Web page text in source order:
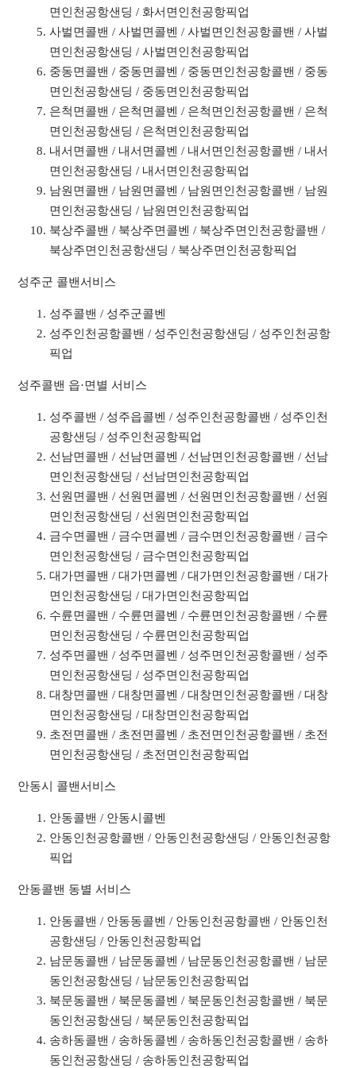
면인천공항샌딩 / 화서면인천공항픽업
사벌면콜밴 / 사벌면콜벤 / 사벌면인천공항콜밴 / 사벌
면인천공항샌딩 / 사벌면인천공항픽업
중동면콜밴 / 중동면콜벤 / 중동면인천공항콜밴 / 중동
면인천공항샌딩 / 중동면인천공항픽업
은척면콜밴 / 은척면콜벤 / 은척면인천공항콜밴 / 은척
면인천공항샌딩 / 은척면인천공항픽업
내서면콜밴 / 내서면콜벤 / 내서면인천공항콜밴 / 내서
면인천공항샌딩 / 내서면인천공항픽업
남원면콜밴 / 남원면콜벤 / 남원면인천공항콜밴 / 남원
면인천공항샌딩 / 남원면인천공항픽업
북상주콜밴 / 북상주면콜벤 / 북상주면인천공항콜밴 /
북상주면인천공항샌딩 / 북상주면인천공항픽업
성주군 콜밴서비스
성주콜밴 / 성주군콜벤
성주인천공항콜밴 / 성주인천공항샌딩 / 성주인천공항
픽업
성주콜밴 읍·면별 서비스
성주콜밴 / 성주읍콜벤 / 성주인천공항콜밴 / 성주인천
공항샌딩 / 성주인천공항픽업
선남면콜밴 / 선남면콜벤 / 선남면인천공항콜밴 / 선남
면인천공항샌딩 / 선남면인천공항픽업
선원면콜밴 / 선원면콜벤 / 선원면인천공항콜밴 / 선원
면인천공항샌딩 / 선원면인천공항픽업
금수면콜밴 / 금수면콜벤 / 금수면인천공항콜밴 / 금수
면인천공항샌딩 / 금수면인천공항픽업
대가면콜밴 / 대가면콜벤 / 대가면인천공항콜밴 / 대가
면인천공항샌딩 / 대가면인천공항픽업
수륜면콜밴 / 수륜면콜벤 / 수륜면인천공항콜밴 / 수륜
면인천공항샌딩 / 수륜면인천공항픽업
성주면콜밴 / 성주면콜벤 / 성주면인천공항콜밴 / 성주
면인천공항샌딩 / 성주면인천공항픽업
대창면콜밴 / 대창면콜벤 / 대창면인천공항콜밴 / 대창
면인천공항샌딩 / 대창면인천공항픽업
초전면콜밴 / 초전면콜벤 / 초전면인천공항콜밴 / 초전
면인천공항샌딩 / 초전면인천공항픽업
안동시 콜밴서비스
안동콜밴 / 안동시콜벤
안동인천공항콜밴 / 안동인천공항샌딩 / 안동인천공항
픽업
안동콜밴 동별 서비스
안동콜밴 / 안동동콜벤 / 안동인천공항콜밴 / 안동인천
공항샌딩 / 안동인천공항픽업
남문동콜밴 / 남문동콜벤 / 남문동인천공항콜밴 / 남문
동인천공항샌딩 / 남문동인천공항픽업
북문동콜밴 / 북문동콜벤 / 북문동인천공항콜밴 / 북문
동인천공항샌딩 / 북문동인천공항픽업
송하동콜밴 / 송하동콜벤 / 송하동인천공항콜밴 / 송하
동인천공항샌딩 / 송하동인천공항픽업